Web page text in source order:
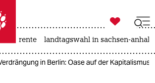
taz zahl ich
taz zahl ich

taz zahl ich
rente landtagswahl in sachsen-anhalt
in Berlin: Oase auf der